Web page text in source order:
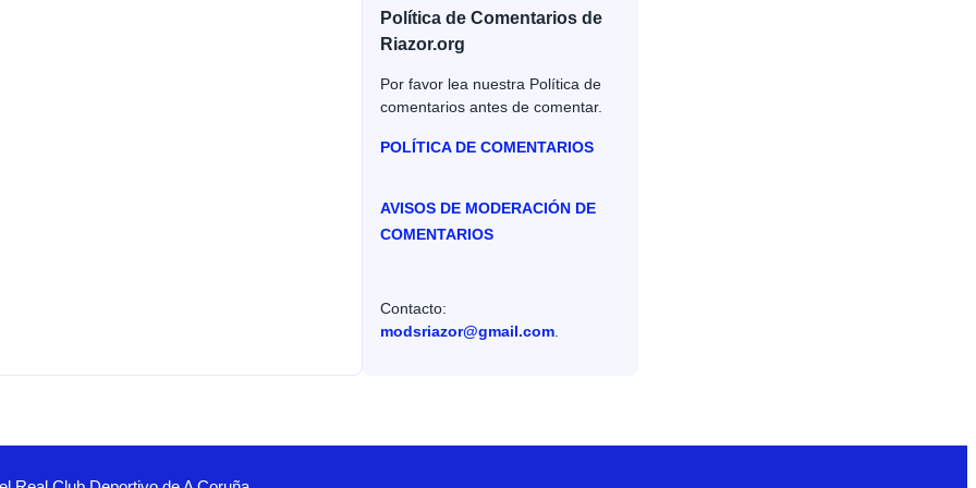
Política de Comentarios de
Riazor.org
Por favor lea nuestra Política de
comentarios antes de comentar.
POLÍTICA DE COMENTARIOS
AVISOS DE MODERACIÓN DE
COMENTARIOS
Contacto:
modsriazor@gmail.com.